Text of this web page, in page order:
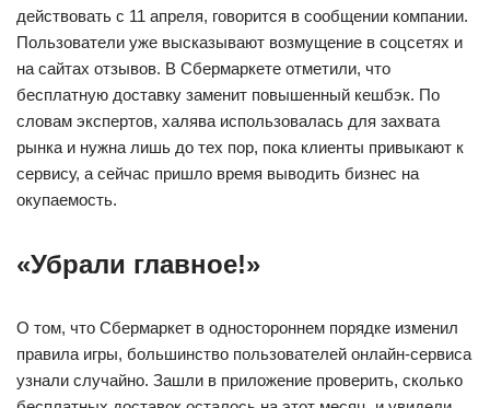
действовать с 11 апреля, говорится в сообщении компании.
Пользователи уже высказывают возмущение в соцсетях и
на сайтах отзывов. В Сбермаркете отметили, что
бесплатную доставку заменит повышенный кешбэк. По
словам экспертов, халява использовалась для захвата
рынка и нужна лишь до тех пор, пока клиенты привыкают к
сервису, а сейчас пришло время выводить бизнес на
окупаемость.
«Убрали главное!»
О том, что Сбермаркет в одностороннем порядке изменил
правила игры, большинство пользователей онлайн-сервиса
узнали случайно. Зашли в приложение проверить, сколько